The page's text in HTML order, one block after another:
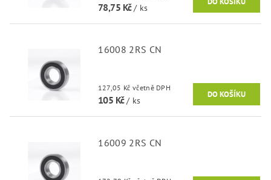
78,75 Kč/ ks
16008 2RS CN
127,05 Kč včetně DPH
105 Kč/ ks
16009 2RS CN